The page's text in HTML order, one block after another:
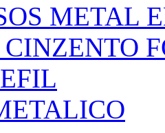
METAL